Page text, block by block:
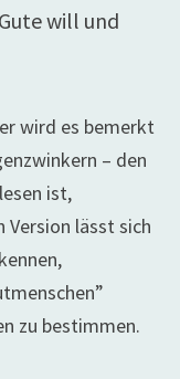
will und
wird es bemerkt
– den
ist,
lässt sich
zu bestimmen.